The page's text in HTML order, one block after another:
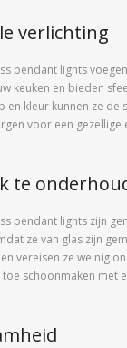
verlichting
pendant lights
keuken en bieden
en kleur kunnen ze de
voor een gezellige
te
pendant lights zijn
ze van glas zijn
vereisen ze weinig
schoonmaken met